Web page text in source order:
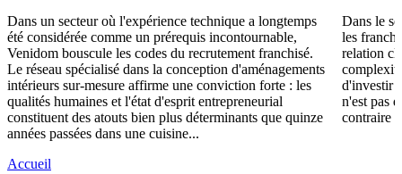
Dans un secteur où l'expérience technique a longtemps
été considérée comme un prérequis incontournable,
Venidom bouscule les codes du recrutement franchisé.
Le réseau spécialisé dans la conception d'aménagements
intérieurs sur-mesure affirme une conviction forte : les
qualités humaines et l'état d'esprit entrepreneurial
constituent des atouts bien plus déterminants que quinze
années passées dans une cuisine...
Dans le
les
relation
d'investir
n'est pas
contraire
Accueil